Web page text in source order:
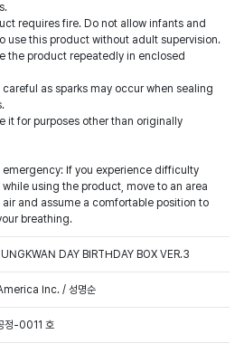
requires fire. Do not allow infants and
use this product without adult supervision.
the product repeatedly in enclosed
careful as sparks may occur when sealing
it for purposes other than originally
emergency: If you experience difficulty
while using the product, move to an area
air and assume a comfortable position to
breathing.
DAY BIRTHDAY BOX VER.3
Inc. / 성명순
-0011 호